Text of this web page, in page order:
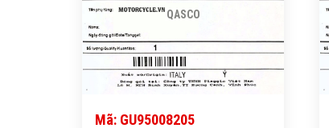
QASCO
Mã: GU95008205